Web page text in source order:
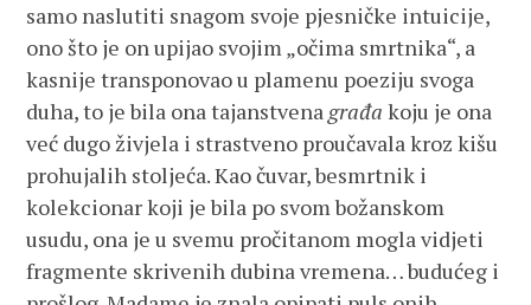
samo naslutiti snagom svoje pjesničke intuicije,
ono što je on upijao svojim „očima smrtnika“, a
kasnije transponovao u plamenu poeziju svoga
duha, to je bila ona tajanstvena građa koju je ona
već dugo živjela i strastveno proučavala kroz kišu
prohujalih stoljeća. Kao čuvar, besmrtnik i
kolekcionar koji je bila po svom božanskom
usudu, ona je u svemu pročitanom mogla vidjeti
fragmente skrivenih dubina vremena… budućeg i